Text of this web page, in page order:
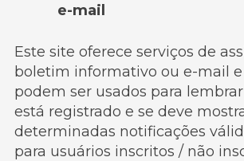
e-mail
Este site oferece serviços de
boletim informativo ou e-mail e
podem ser usados ​​para
está registrado e se deve
determinadas notificações
para usuários inscritos / não